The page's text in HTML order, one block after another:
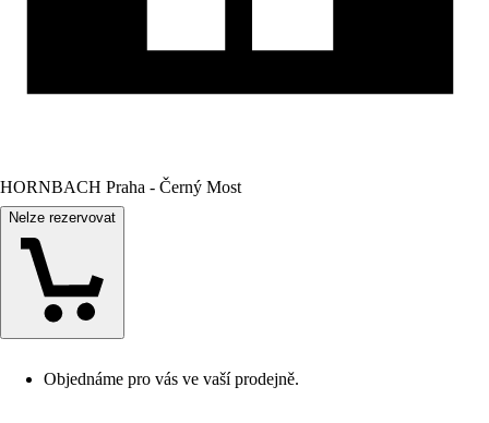
HORNBACH Praha - Černý Most
Nelze rezervovat
Objednáme pro vás ve vaší prodejně.